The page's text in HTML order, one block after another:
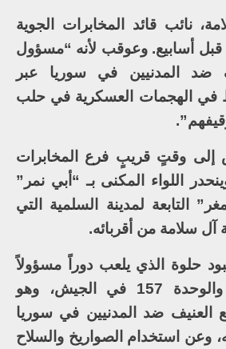
نائب قائد المخابرات الجوية
أسابيع. وعوقب لأنه “مسؤول
ضد المدنيين في سوريا عبر
في الهجمات العسكرية في حلب
إلى وقتٍ قريبٍ فرع المخابرات
اللواء المكنى بـ “أبي نمر”
التابعة لمدينة السلمية التي
سلامة من أقربائه.
حلوة الذي يلعب دوراً مسؤولاً
في الوحدة 155 والوحدة 157 في الجيش، وهو
ضد المدنيين في سوريا
وعن استخدام الصواريخ والسلاح